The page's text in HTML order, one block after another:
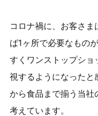
コロナ禍に、お客さ
ば1ヶ所で必要なもの
すくワンストップショ
視するようになったと
から食品まで揃う当社
考えています。